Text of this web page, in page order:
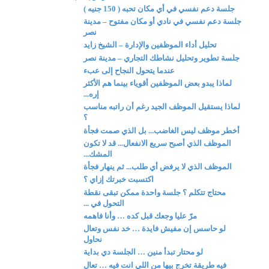
جلسة دعم نفسي في أي مكان تحبه ( 150 جنيه )
جلسة دعم نفسي في نادي أو مكان مفتوح – مدينة
نصر
تحليل أداء الموظفين والإدارة – الشيخ زايد
جلسة تطوير وتحليل نشاطك التجاري – مدينة نصر
عندما يتحول النجاح إلى عبء
لماذا يبدو بعض الموظفين أقوياء بينما هم الأكثر
إره...
لماذا يستقيل الموظف الجيد رغم أن راتبه مناسب
؟
أخطر موظف ليس الغاضب... بل الذي صمت فجأة
الموظف الذي أصبح سريع الانفعال... قد لا تكون
المشك...
الموظف الذي لا يرفض أي طلب... ثم ينهار فجأة
اكتسبت خبرتك إزاي ؟
محتاج تتكلم ؟ جلسة واحدة ممكن تبقى نقطة
التحول في ...
مرّ عليا وجعك قبل كده … وأنا فاهمه
لو حاسس إن مفيش فايدة … خد نفس وتعال
نحاول
لو محتار تبدأ منين … الجلسة دي بداية
فيه طريقة تخرج بيها من اللي انت فيه … تعال